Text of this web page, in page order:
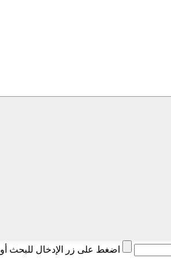
اضغط على زر الإدخال للبحث أو ESC للإغلاق